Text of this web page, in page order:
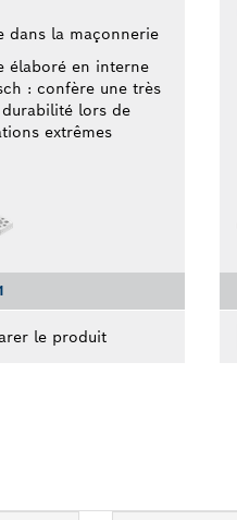
dans la maçonnerie
élaboré en interne
: confère une très
lors de
extrêmes
le produit